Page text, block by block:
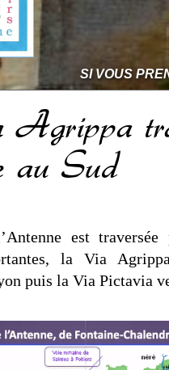
SI VOUS
au Sud
est traversée
la Via
puis la Via Pictavia